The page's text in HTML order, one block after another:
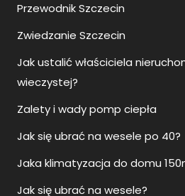
Przewodnik Szczecin
Zwiedzanie Szczecin
Jak ustalić właściciela
wieczystej?
Zalety i wady pomp ciepła
Jak się ubrać na wesele po 40?
Jaka klimatyzacja do domu
Jak się ubrać na wesele?